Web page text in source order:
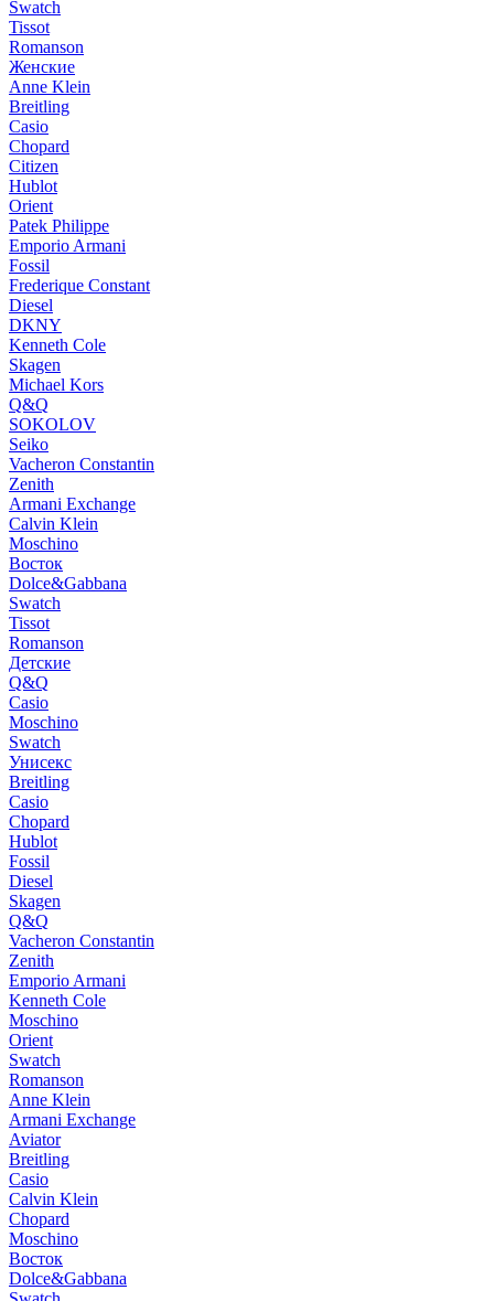
Swatch
Tissot
Romanson
Женские
Anne Klein
Breitling
Casio
Chopard
Citizen
Hublot
Orient
Patek Philippe
Emporio Armani
Fossil
Frederique Constant
Diesel
DKNY
Kenneth Cole
Skagen
Michael Kors
Q&Q
SOKOLOV
Seiko
Vacheron Constantin
Zenith
Armani Exchange
Calvin Klein
Moschino
Восток
Dolce&Gabbana
Swatch
Tissot
Romanson
Детские
Q&Q
Casio
Moschino
Swatch
Унисекс
Breitling
Casio
Chopard
Hublot
Fossil
Diesel
Skagen
Q&Q
Vacheron Constantin
Zenith
Emporio Armani
Kenneth Cole
Moschino
Orient
Swatch
Romanson
Anne Klein
Armani Exchange
Aviator
Breitling
Casio
Calvin Klein
Chopard
Moschino
Восток
Dolce&Gabbana